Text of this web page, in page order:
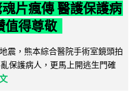
片瘋傳 醫護保護病
值得尊敬
震，熊本綜合醫院手術室鏡頭拍
保護病人，更馬上開逃生門確